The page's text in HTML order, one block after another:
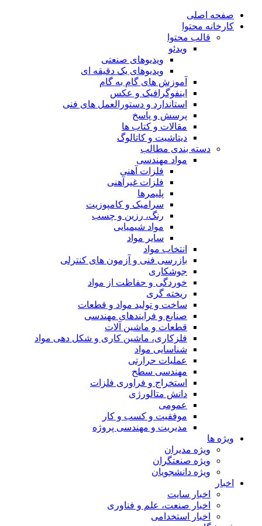
صفحه اصلی
کارخانه محتوا
قالب محتوا
ویدئو
ویدیوهای صنعتی
ویدیوهای یک دقیقه ای
آموزش های گام به گام
اینفوگرافیک و عکس
استاندارد و دستورالعمل های فنی
پرسش و پاسخ
مقالات و کتاب ها
دیتاشیت و کاتالوگ
دسته بندی مطالب
مواد مهندسی
فلزات آهنی
فلزات غیرآهنی
پلیمرها
سرامیک و کامپوزیت
رنگ، رزین و چسب
مواد شیمیایی
سایر مواد
انتخاب مواد
بازرسی فنی و آزمون های کنترلی
جوشکاری
خوردگی و حفاظت از مواد
ریخته گری
ساخت و تولید مواد و قطعات
صنایع و فرایندهای مهندسی
قطعات و ماشین آلات
فلزکاری، ماشین کاری و شکل دهی مواد
شناسایی مواد
عملیات حرارتی
مهندسی سطح
استخراج و فراوری فلزات
دانش متالورژی
عمومی
موفقیت و کسب و کار
مدیریت و مهندسی پروژه
ویژه ها
ویژه مدیران
ویژه صنعتگران
ویژه دانشجویان
اخبار
اخبار سایت
اخبار صنعت، علم و فناوری
اخبار استخدامی